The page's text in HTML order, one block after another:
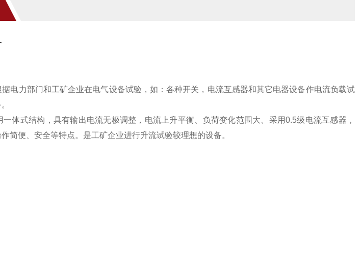
据电力部门和工矿企业在电气设备试验，如：各种开关，电流互感器和其它电器设备作电流负载试
体式结构，具有输出电流无极调整，电流上升平衡、负荷变化范围大、采用0.5级电流互感器，
简便、安全等特点。是工矿企业进行升流试验较理想的设备。